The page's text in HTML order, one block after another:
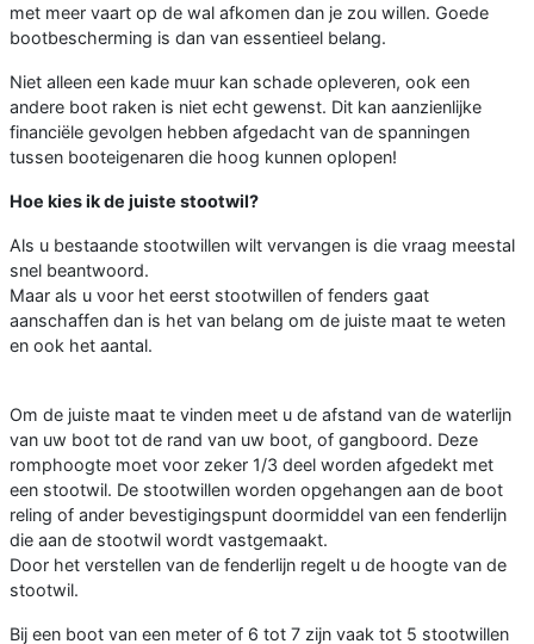
met meer vaart op de wal afkomen dan je zou willen. Goede
bootbescherming is dan van essentieel belang.
Niet alleen een kade muur kan schade opleveren, ook een
andere boot raken is niet echt gewenst. Dit kan aanzienlijke
financiële gevolgen hebben afgedacht van de spanningen
tussen booteigenaren die hoog kunnen oplopen!
Hoe kies ik de juiste stootwil?
Als u bestaande stootwillen wilt vervangen is die vraag meestal
snel beantwoord.
Maar als u voor het eerst stootwillen of fenders gaat
aanschaffen dan is het van belang om de juiste maat te weten
en ook het aantal.
Om de juiste maat te vinden meet u de afstand van de waterlijn
van uw boot tot de rand van uw boot, of gangboord. Deze
romphoogte moet voor zeker 1/3 deel worden afgedekt met
een stootwil. De stootwillen worden opgehangen aan de boot
reling of ander bevestigingspunt doormiddel van een fenderlijn
die aan de stootwil wordt vastgemaakt.
Door het verstellen van de fenderlijn regelt u de hoogte van de
stootwil.
Bij een boot van een meter of 6 tot 7 zijn vaak tot 5 stootwillen